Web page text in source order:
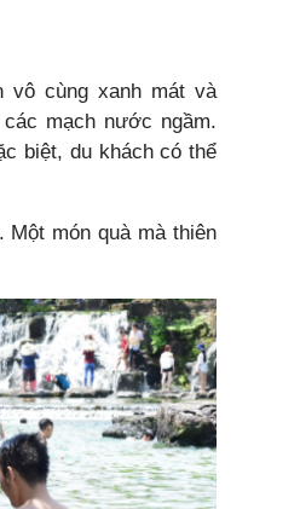
vô cùng xanh mát và
mạch nước ngầm.
biệt, du khách có thể
Một món quà mà thiên